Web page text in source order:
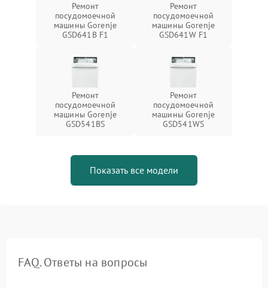
Ремонт
посудомоечной
машины Gorenje
GSD641B F1
Ремонт
посудомоечной
машины Gorenje
GSD641W F1
Ремонт
посудомоечной
машины Gorenje
GSD541BS
Ремонт
посудомоечной
машины Gorenje
GSD541WS
Показать все модели
FAQ. Ответы на вопросы